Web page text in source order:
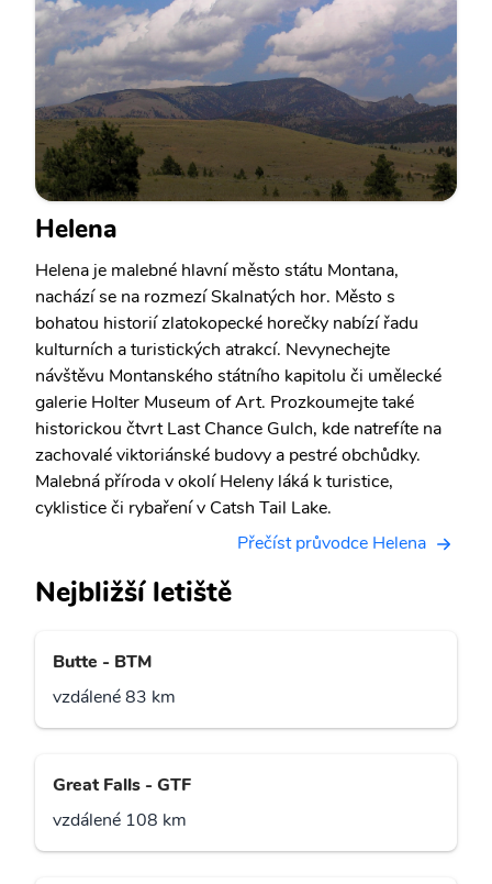
Helena
Helena je malebné hlavní město státu Montana,
nachází se na rozmezí Skalnatých hor. Město s
bohatou historií zlatokopecké horečky nabízí řadu
kulturních a turistických atrakcí. Nevynechejte
návštěvu Montanského státního kapitolu či umělecké
galerie Holter Museum of Art. Prozkoumejte také
historickou čtvrt Last Chance Gulch, kde natrefíte na
zachovalé viktoriánské budovy a pestré obchůdky.
Malebná příroda v okolí Heleny láká k turistice,
cyklistice či rybaření v Catsh Tail Lake.
Přečíst průvodce Helena
Nejbližší letiště
Butte - BTM
vzdálené 83 km
Great Falls - GTF
vzdálené 108 km